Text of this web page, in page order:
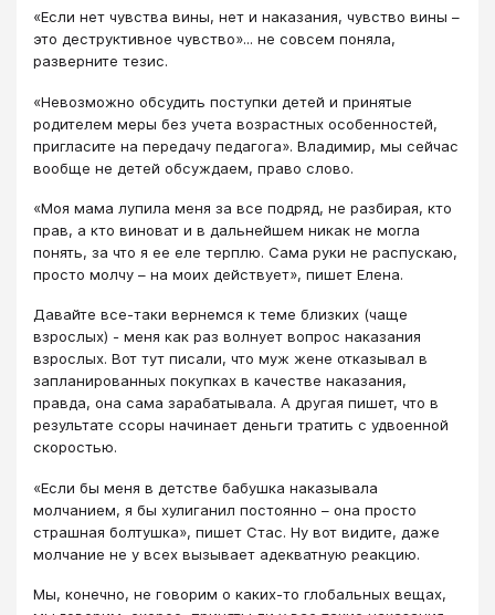
«Если нет чувства вины, нет и наказания, чувство вины –
это деструктивное чувство»... не совсем поняла,
разверните тезис.
«Невозможно обсудить поступки детей и принятые
родителем меры без учета возрастных особенностей,
пригласите на передачу педагога». Владимир, мы сейчас
вообще не детей обсуждаем, право слово.
«Моя мама лупила меня за все подряд, не разбирая, кто
прав, а кто виноват и в дальнейшем никак не могла
понять, за что я ее еле терплю. Сама руки не распускаю,
просто молчу – на моих действует», пишет Елена.
Давайте все-таки вернемся к теме близких (чаще
взрослых) - меня как раз волнует вопрос наказания
взрослых. Вот тут писали, что муж жене отказывал в
запланированных покупках в качестве наказания,
правда, она сама зарабатывала. А другая пишет, что в
результате ссоры начинает деньги тратить с удвоенной
скоростью.
«Если бы меня в детстве бабушка наказывала
молчанием, я бы хулиганил постоянно – она просто
страшная болтушка», пишет Стас. Ну вот видите, даже
молчание не у всех вызывает адекватную реакцию.
Мы, конечно, не говорим о каких-то глобальных вещах,